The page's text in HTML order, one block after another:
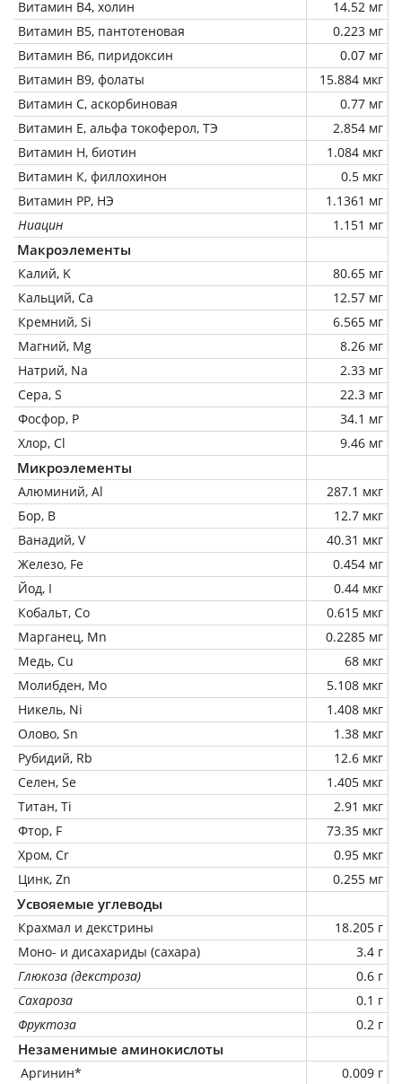
Витамин В4, холин
14.52 мг
Витамин В5, пантотеновая
0.223 мг
Витамин В6, пиридоксин
0.07 мг
Витамин В9, фолаты
15.884 мкг
Витамин C, аскорбиновая
0.77 мг
Витамин Е, альфа токоферол, ТЭ
2.854 мг
Витамин Н, биотин
1.084 мкг
Витамин К, филлохинон
0.5 мкг
Витамин РР, НЭ
1.1361 мг
Ниацин
1.151 мг
Макроэлементы
Калий, K
80.65 мг
Кальций, Ca
12.57 мг
Кремний, Si
6.565 мг
Магний, Mg
8.26 мг
Натрий, Na
2.33 мг
Сера, S
22.3 мг
Фосфор, P
34.1 мг
Хлор, Cl
9.46 мг
Микроэлементы
Алюминий, Al
287.1 мкг
Бор, B
12.7 мкг
Ванадий, V
40.31 мкг
Железо, Fe
0.454 мг
Йод, I
0.44 мкг
Кобальт, Co
0.615 мкг
Марганец, Mn
0.2285 мг
Медь, Cu
68 мкг
Молибден, Mo
5.108 мкг
Никель, Ni
1.408 мкг
Олово, Sn
1.38 мкг
Рубидий, Rb
12.6 мкг
Селен, Se
1.405 мкг
Титан, Ti
2.91 мкг
Фтор, F
73.35 мкг
Хром, Cr
0.95 мкг
Цинк, Zn
0.255 мг
Усвояемые углеводы
Крахмал и декстрины
18.205 г
Моно- и дисахариды (сахара)
3.4 г
Глюкоза (декстроза)
0.6 г
Сахароза
0.1 г
Фруктоза
0.2 г
Незаменимые аминокислоты
Аргинин*
0.009 г